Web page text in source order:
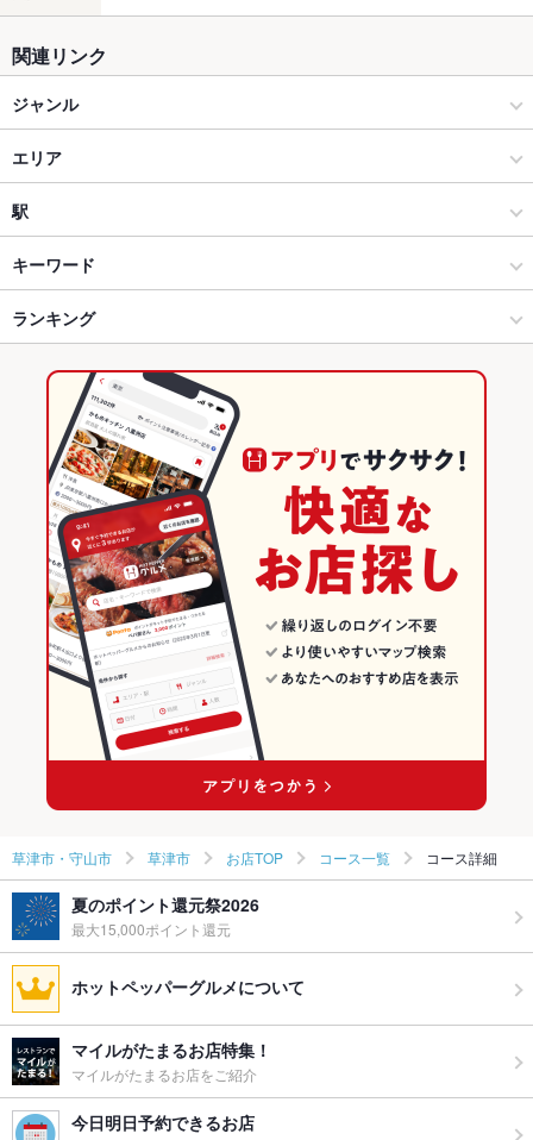
関連リンク
ジャンル
イタリアン・フレンチ
イタリアン
草津市・守山市 × イタリアン・フレンチ
草津市・守山市 × イタリアン
草津駅 × イタリアン・フレンチ
草津駅 × イタリアン
洋食全般
草津市・守山市 × 洋食
草津市・守山市 × 洋食全般
草津駅 × 洋食
草津駅 × 洋食全般
エリア
草津市
草津市 × イタリアン・フレンチ
草津市 × イタリアン
草津市 × 洋食
草津市 × 洋食全般
滋賀 × イタリアン・フレンチ
滋賀 × イタリアン
滋賀 × 洋食
滋賀 × 洋食全般
駅
草津駅
キーワード
エビ料理 チーズケーキ
ランキング
滋賀のグルメランキング
滋賀のイタリアン・フレンチランキング
滋賀のイタリアンランキング
草津市・守山市のグルメランキング
草津市・守山市のイタリアン・フレンチランキング
草津市・守山市のイタリアンランキング
草津市のグルメランキング
草津市のイタリアン・フレンチランキング
草津市のイタリアンランキング
草津市・守山市 草津市 お店TOP コース一覧 コース詳細
夏のポイント還元祭2026
最大15,000ポイント還元
ホットペッパーグルメについて
マイルがたまるお店特集！
マイルがたまるお店をご紹介
今日明日予約できるお店